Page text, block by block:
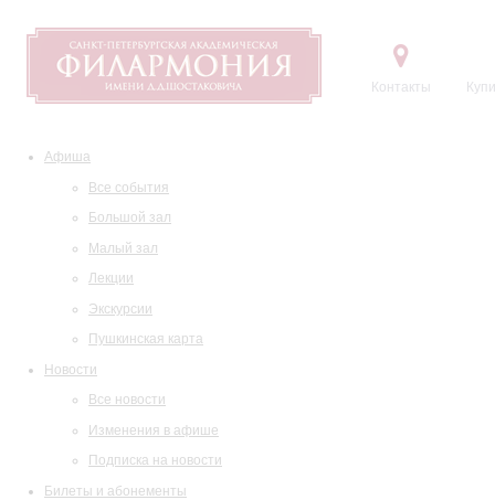
Контакты
Афиша
Все события
Большой зал
Малый зал
Лекции
Экскурсии
Пушкинская карта
Новости
Все новости
Изменения в афише
Подписка на новости
Билеты и абонементы